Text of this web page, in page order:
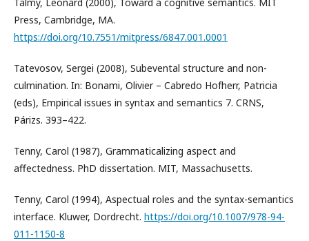
Press, Cambridge, MA.
https://doi.org/10.7551/mitpress/6847.001.0001
Tatevosov, Sergei (2008), Subevental structure and non-
culmination. In: Bonami, Olivier – Cabredo Hofherr, Patricia
(eds), Empirical issues in syntax and semantics 7. CRNS,
Párizs. 393–422.
Tenny, Carol (1987), Grammaticalizing aspect and
affectedness. PhD dissertation. MIT, Massachusetts.
Tenny, Carol (1994), Aspectual roles and the syntax-semantics
interface. Kluwer, Dordrecht. https://doi.org/10.1007/978-94-
011-1150-8